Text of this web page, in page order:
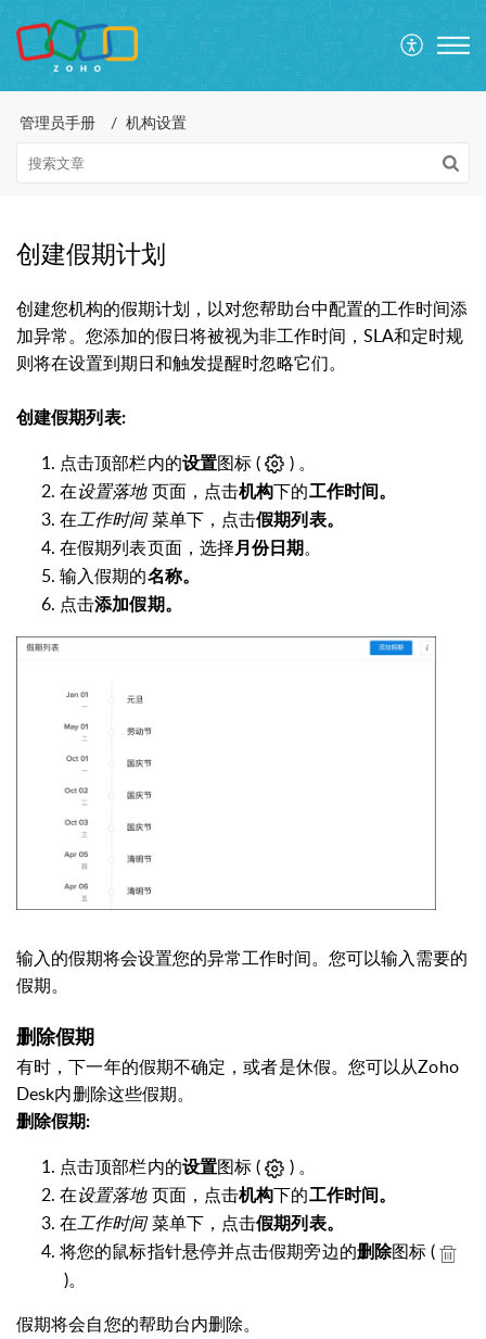
管理员手册 机构设置
创建假期计划
创建您机构的假期计划，以对您帮助台中配置的工作时间添
加异常。您添加的假日将被视为非工作时间，SLA和定时规
则将在设置到期日和触发提醒时忽略它们。
创建假期列表:
点击顶部栏内的设置图标 (
) 。
在设置落地 页面，点击机构下的工作时间。
在工作时间菜单下，点击假期列表。
在假期列表页面，选择 月份日期。
输入假期的名称。
点击添加假期。
输入的假期将会设置您的异常工作时间。您可以输入需要的
假期。
删除假期
有时，下一年的假期不确定，或者是休假。您可以从Zoho
Desk内删除这些假期。
删除假期:
点击顶部栏内的设置图标 (
) 。
在设置落地 页面，点击机构下的工作时间。
在工作时间菜单下，点击假期列表。
将您的鼠标指针悬停并点击假期旁边的删除图标(
)。
假期将会自您的帮助台内删除。